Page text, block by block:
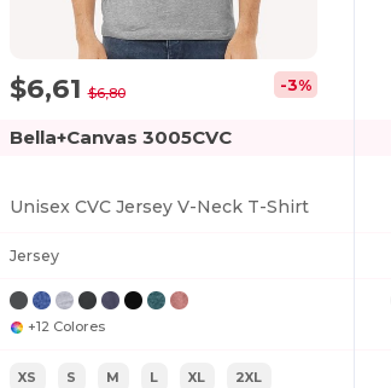
$6,61$6,80 -3%
Bella+Canvas 3005CVC
Unisex CVC Jersey V-Neck T-Shirt
Jersey
+12 Colores
XS S M L XL 2XL